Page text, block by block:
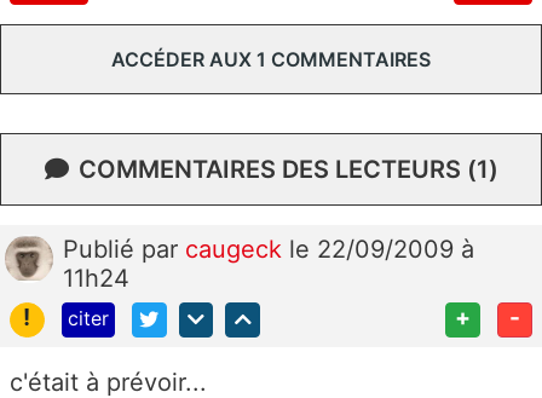
ACCÉDER AUX 1 COMMENTAIRES
COMMENTAIRES DES LECTEURS (1)
Publié par caugeck le 22/09/2009 à
11h24
!
citer + -
c'était à prévoir...